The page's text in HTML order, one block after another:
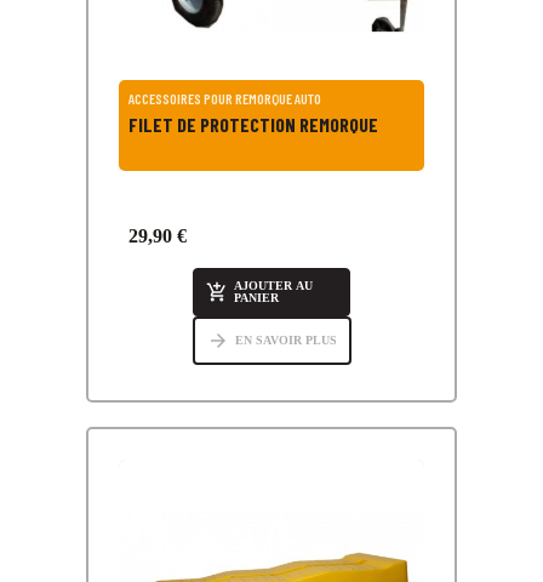
ACCESSOIRES POUR REMORQUE AUTO
FILET DE PROTECTION REMORQUE
29,90 €

AJOUTER AU
PANIER
arrow_forward EN SAVOIR PLUS